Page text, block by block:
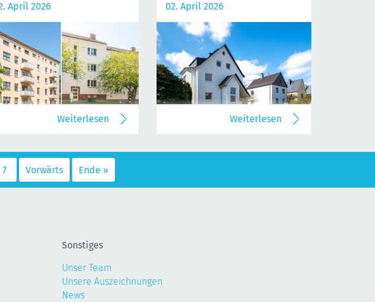
April 2026
Weiterlesen
02. April 2026
Weiterlesen
7 Vorwärts Ende »
Sonstiges
Unser Team
Unsere Auszeichnungen
News